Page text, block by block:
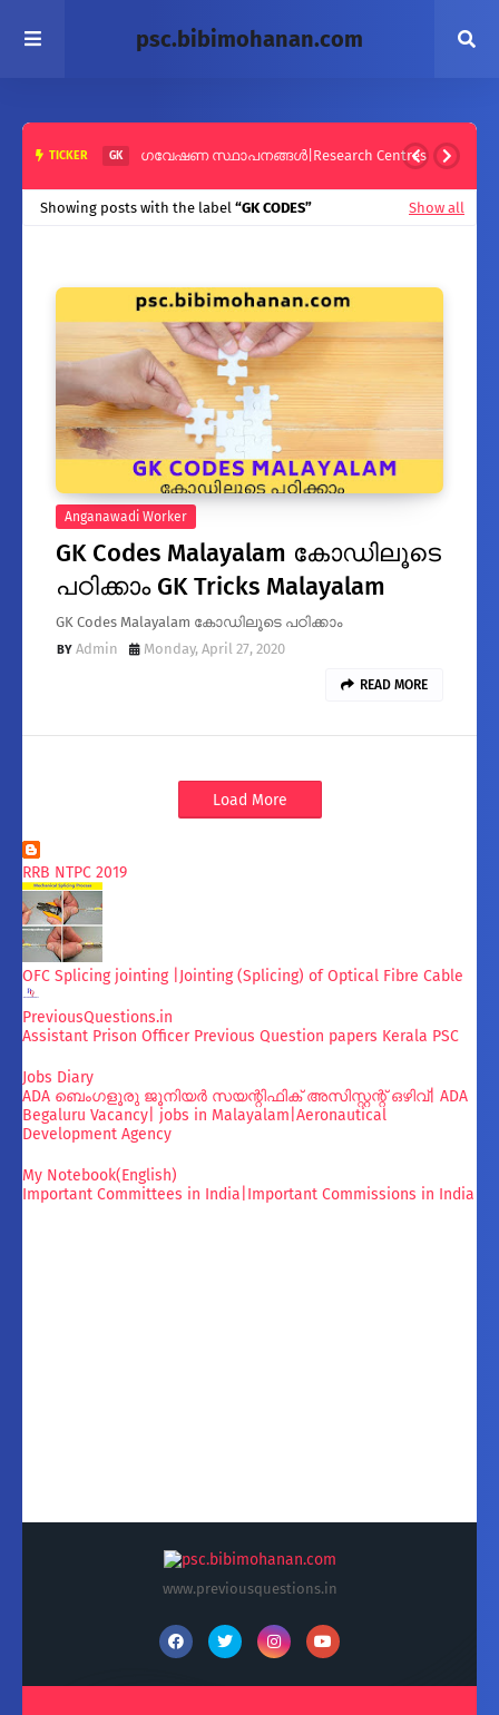
psc.bibimohanan.com
TICKER GK ഗവേഷണ സ്ഥാപനങ്ങൾ|Research Centres
Showing posts with the label GK CODES Show all
Anganawadi Worker
GK Codes Malayalam കോഡിലൂടെ
പഠിക്കാം GK Tricks Malayalam
GK Codes Malayalam കോഡിലൂടെ പഠിക്കാം
Admin
Monday, April 27, 2020
READ MORE
Load More
RRB NTPC 2019
OFC Splicing jointing |Jointing (Splicing) of Optical Fibre Cable
PreviousQuestions.in
Assistant Prison Officer Previous Question papers Kerala PSC
Jobs Diary
ADA ബെംഗളൂരു ജൂനിയർ സയന്റിഫിക് അസിസ്റ്റന്റ് ഒഴിവ്| ADA
Begaluru Vacancy| jobs in Malayalam|Aeronautical
Development Agency
My Notebook(English)
Important Committees in India|Important Commissions in India
www.previousquestions.in